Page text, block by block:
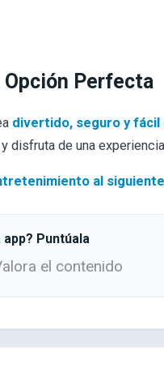
Opción Perfecta
divertido, seguro y fácil
disfruta de una
al
Puntúala
el contenido